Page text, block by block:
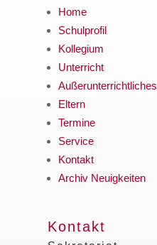
Home
Schulprofil
Kollegium
Unterricht
Außerunterrichtliches
Eltern
Termine
Service
Kontakt
Archiv Neuigkeiten
Kontakt